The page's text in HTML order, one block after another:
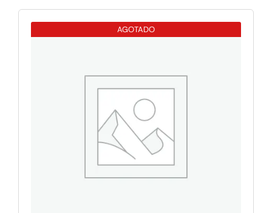
10CORE
ROK
AGOTADO